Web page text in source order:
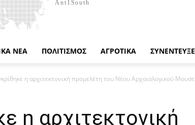
Ant1South
ΝΕΑ ΠΟΛΙΤΙΣΜΟΣ ΑΓΡΟΤΙΚΑ
η αρχιτεκτονική προμελέτη του Νέου Αρχαιολογικού
η αρχιτεκτονική